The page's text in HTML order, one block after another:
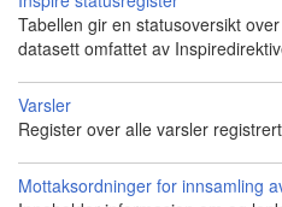
Tabellen gir en statusoversikt
datasett omfattet av
Varsler
Register over alle varsler
Mottaksordninger for innsamling